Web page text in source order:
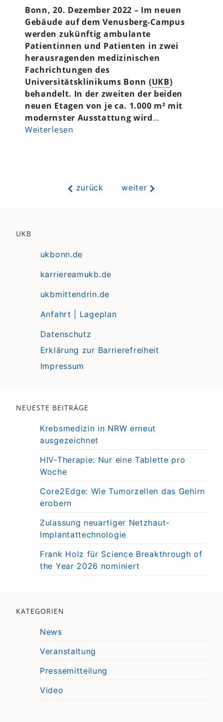
Bonn, 20. Dezember2022 – Im neuen
Gebäude auf dem Venusberg-Campus
werden zukünftig ambulante
Patientinnen und Patienten in zwei
herausragenden medizinischen
Fachrichtungen des
Universitätsklinikums Bonn (UKB)
behandelt. In der zweiten der beiden
neuen Etagenvon je ca. 1.000 m² mit
modernster Ausstattung wird…
Weiterlesen
zurück weiter
UKB
ukbonn.de
karriereamukb.de
ukbmittendrin.de
Anfahrt | Lageplan
Datenschutz
Erklärung zur Barrierefreiheit
Impressum
NEUESTE BEITRÄGE
Krebsmedizin in NRW erneut
ausgezeichnet
HIV-Therapie: Nur eine Tablette pro
Woche
Core2Edge: Wie Tumorzellen das Gehirn
erobern
Zulassung neuartiger Netzhaut-
Implantattechnologie
Frank Holz für Science Breakthrough of
the Year 2026 nominiert
KATEGORIEN
News
Veranstaltung
Pressemitteilung
Video